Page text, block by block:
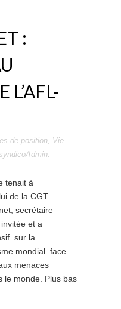
:
L’AFL-
de position, Vie
.
tenait à
de la CGT
secrétaire
et a
sur la
mondial face
menaces
le monde. Plus bas